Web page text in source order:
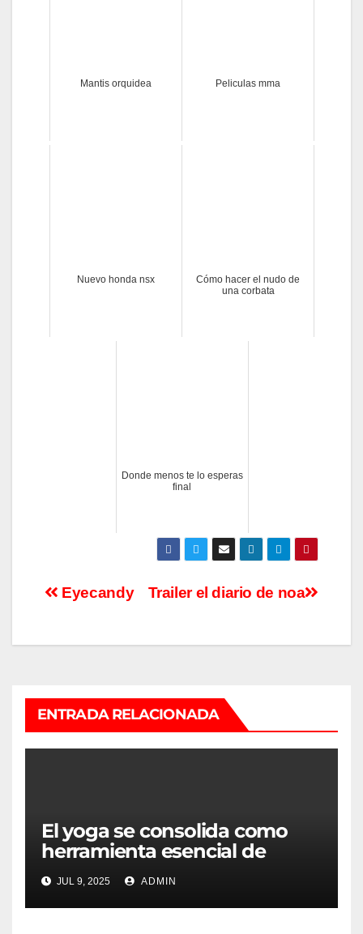
Mantis orquidea Peliculas mma
Nuevo honda nsx
Cómo hacer el nudo de
una corbata
Donde menos te lo esperas
final
NavegaciónTrailer el diario de noa
Eyecandy
ENTRADA RELACIONADA
El yoga se consolida como
herramienta esencial de
bienestar físico y emocional
en la vida moderna
JUL 9, 2025 ADMIN